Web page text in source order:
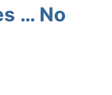
… No